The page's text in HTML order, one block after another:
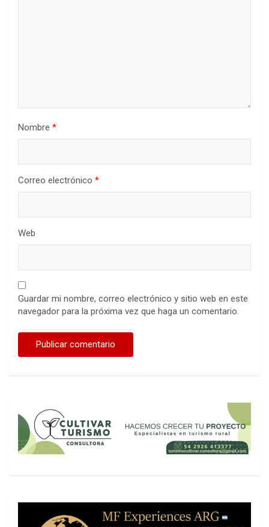
Nombre *
Correo electrónico *
Web
Guardar mi nombre, correo electrónico y sitio web en este
navegador para la próxima vez que haga un comentario.